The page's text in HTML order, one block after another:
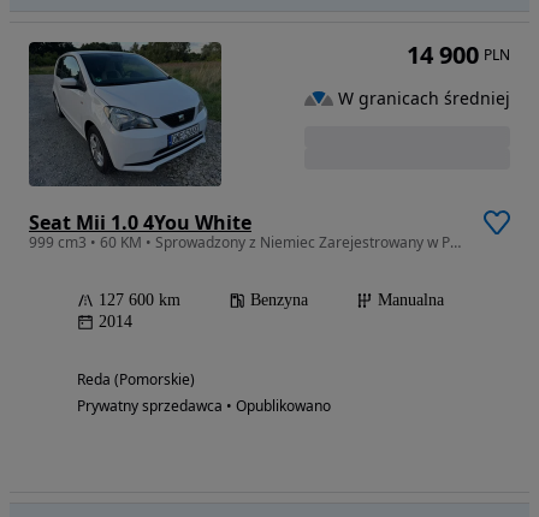
Seat Mii 1.0 4You White
999 cm3 • 60 KM • Sprowadzony z Niemiec Zarejestrowany w Polsce
127 600 km Benzyna
Manualna
2014
Reda (Pomorskie)
Prywatny sprzedawca • Opublikowano
14 900 PLN
W granicach średniej